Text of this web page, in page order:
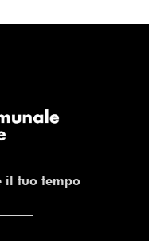
il tuo tempo